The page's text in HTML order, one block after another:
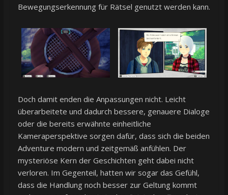
Bewegungserkennung für Rätsel genutzt werden kann.
Doch damit enden die Anpassungen nicht. Leicht
überarbeitete und dadurch bessere, genauere Dialoge
oder die bereits erwähnte einheitliche
Kameraperspektive sorgen dafür, dass sich die beiden
Adventure modern und zeitgemäß anfühlen. Der
mysteriöse Kern der Geschichten geht dabei nicht
verloren. Im Gegenteil, hatten wir sogar das Gefühl,
dass die Handlung noch besser zur Geltung kommt